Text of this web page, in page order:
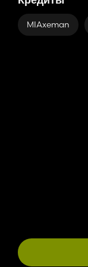
MIAxeman